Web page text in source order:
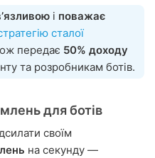
і поважає
сталої
передає 50% доходу
та розробникам ботів.
для ботів
своїм
на секунду —